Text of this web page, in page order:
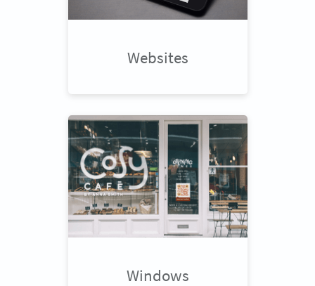
Websites
Windows